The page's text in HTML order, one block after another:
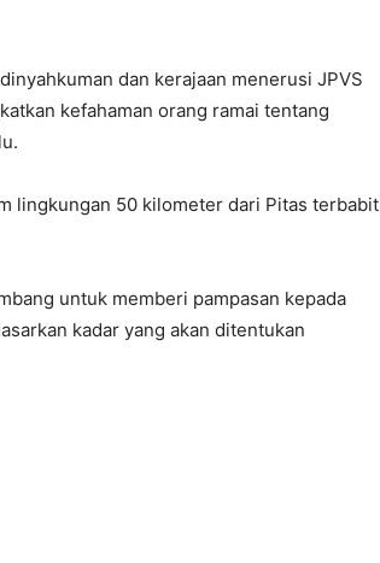
dan kerajaan menerusi JPVS
kefahaman orang ramai tentang
lingkungan 50 kilometer dari Pitas terbabit
untuk memberi pampasan kepada
kadar yang akan ditentukan